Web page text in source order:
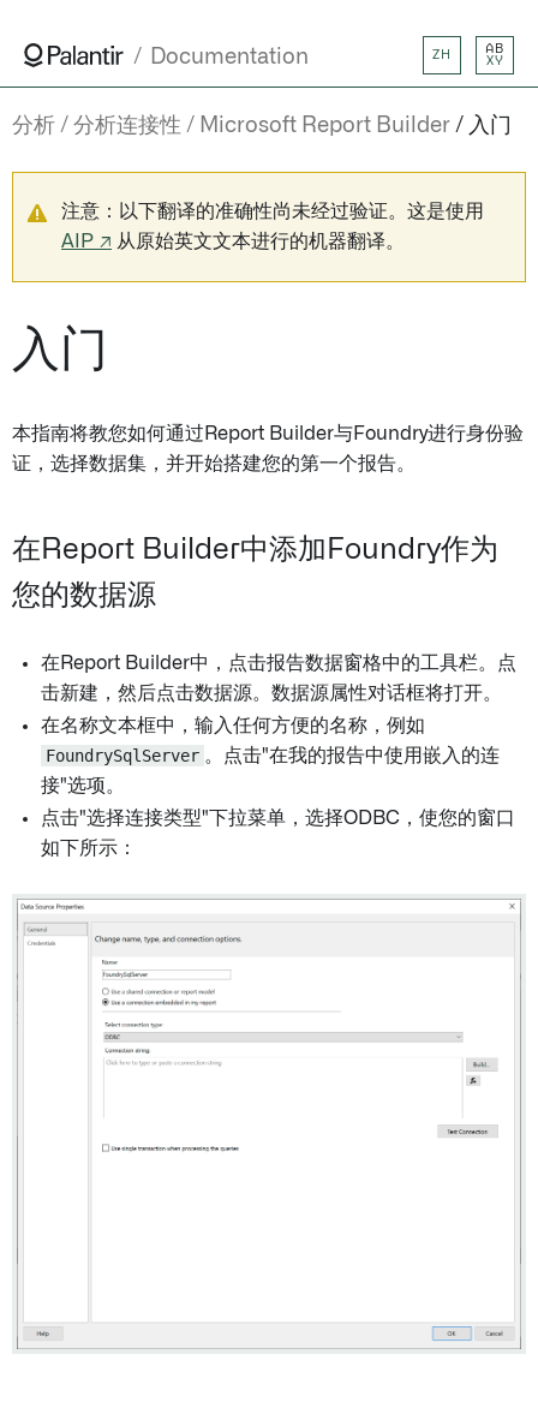
Documentation ZH
AB
XY
分析 分析连接性 Microsoft Report Builder 入门
注意：以下翻译的准确性尚未经过验证。这是使用
AIP ↗ 从原始英文文本进行的机器翻译。
入门
本指南将教您如何通过Report Builder与Foundry进行身份验
证，选择数据集，并开始搭建您的第一个报告。
在Report Builder中添加Foundry作为
您的数据源
在Report Builder中，点击报告数据窗格中的工具栏。点
击新建，然后点击数据源。数据源属性对话框将打开。
在名称文本框中，输入任何方便的名称，例如
FoundrySqlServer 。点击"在我的报告中使用嵌入的连
接"选项。
点击"选择连接类型"下拉菜单，选择ODBC，使您的窗口
如下所示：